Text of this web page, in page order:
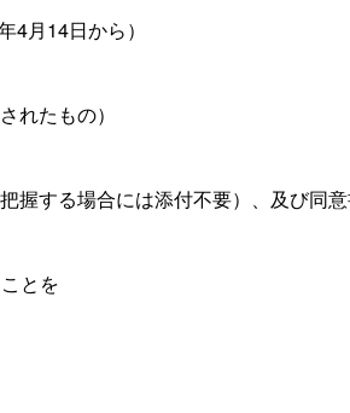
月14日から）
れたもの）
握する場合には添付不要）、及び同
とを